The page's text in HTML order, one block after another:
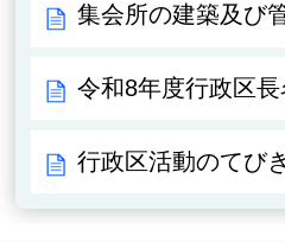
集会所の建築及び
令和8年度行政区
行政区活動のてびき